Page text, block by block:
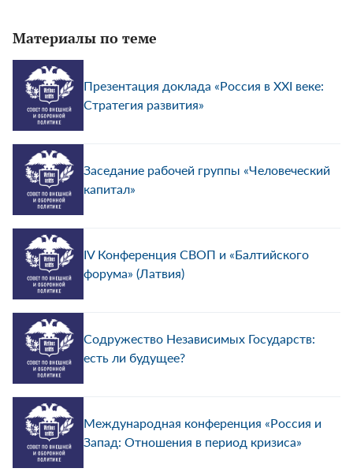
Материалы по теме
Презентация доклада «Россия в XXI веке:
Стратегия развития»
Заседание рабочей группы «Человеческий
капитал»
IV Конференция СВОП и «Балтийского
форума» (Латвия)
Содружество Независимых Государств:
есть ли будущее?
Международная конференция «Россия и
Запад: Отношения в период кризиса»